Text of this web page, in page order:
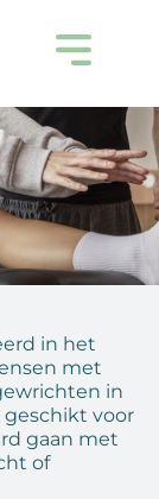
in het
met
in
geschikt voor
gaan met
of